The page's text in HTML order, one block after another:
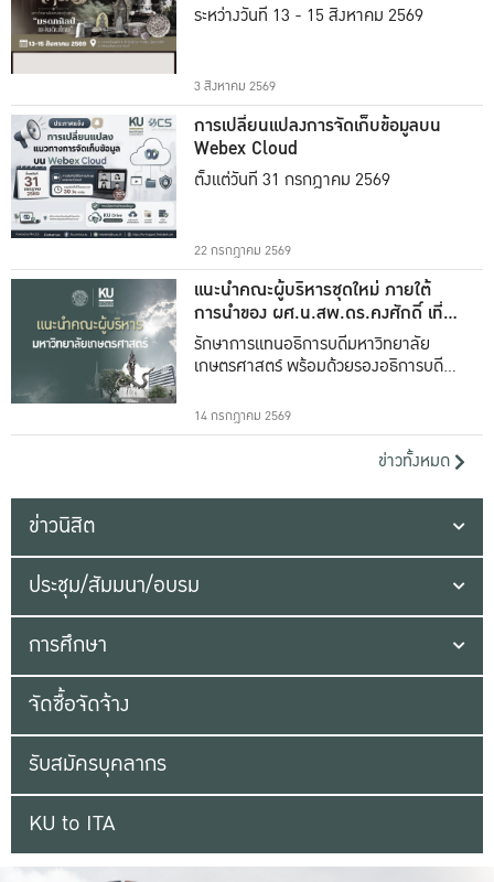
ระหว่างวันที่ 13 - 15 สิงหาคม 2569
3 สิงหาคม 2569
การเปลี่ยนแปลงการจัดเก็บข้อมูลบน
Webex Cloud
ตั้งแต่วันที่ 31 กรกฎาคม 2569
22 กรกฎาคม 2569
แนะนำคณะผู้บริหารชุดใหม่ ภายใต้
การนำของ ผศ.น.สพ.ดร.คงศักดิ์ เที่ยง
ธรรม
รักษาการแทนอธิการบดีมหาวิทยาลัย
เกษตรศาสตร์ พร้อมด้วยรองอธิการบดีทั้ง
14 กรกฎาคม 2569
ข่าวทั้งหมด
ข่าวนิสิต
ประชุม/สัมมนา/อบรม
การศึกษา
จัดซื้อจัดจ้าง
รับสมัครบุคลากร
KU to ITA